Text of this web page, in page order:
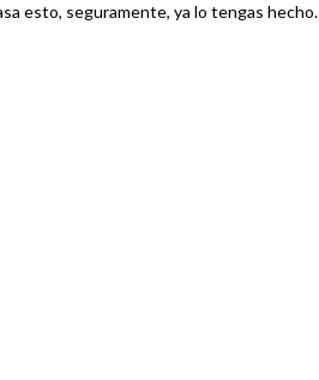
esto, seguramente, ya lo tengas hecho.